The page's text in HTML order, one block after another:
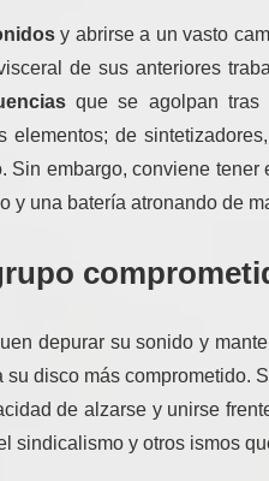
y abrirse a un vasto
de sus anteriores
que se agolpan
de
embargo, conviene
y una batería atronando de
depurar su sonido y
disco más comprometido.
de alzarse y unirse
sindicalismo y otros ismos